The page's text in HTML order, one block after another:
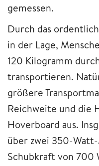
gemessen.
Durch das
in der Lage,
120 Kilogramm
transportieren.
größere
Reichweite und die
Hoverboard aus.
über zwei 350-
Schubkraft von 700